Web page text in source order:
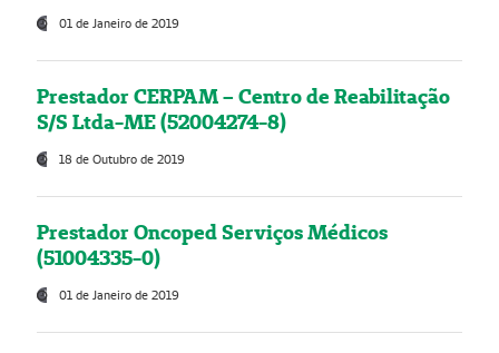
01 de Janeiro de 2019
Prestador CERPAM – Centro de Reabilitação
S/S Ltda-ME (52004274-8)
18 de Outubro de 2019
Prestador Oncoped Serviços Médicos
(51004335-0)
01 de Janeiro de 2019